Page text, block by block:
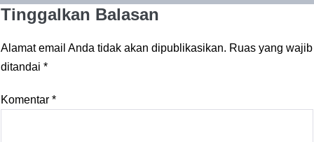
Tinggalkan Balasan
Alamat email Anda tidak akan dipublikasikan. Ruas yang wajib
ditandai *
Komentar *